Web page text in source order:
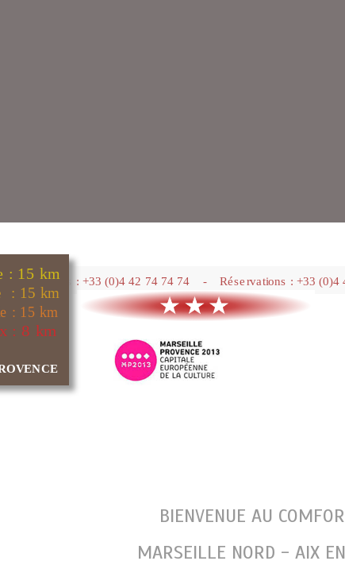
AIX EN PROVENCE
Marseille centre : 15 km
Aix en Provence  : 15 km
Aéroport Marseille : 15 km
Gare T.G.V. Aix : 8 km
BIENVENUE AU
MARSEILLE NORD - AIX